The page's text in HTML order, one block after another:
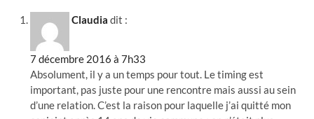
Claudia dit :
7 décembre 2016 à 7h33
Absolument, il y a un temps pour tout. Le timing est
important, pas juste pour une rencontre mais aussi au sein
d’une relation. C’est la raison pour laquelle j’ai quitté mon